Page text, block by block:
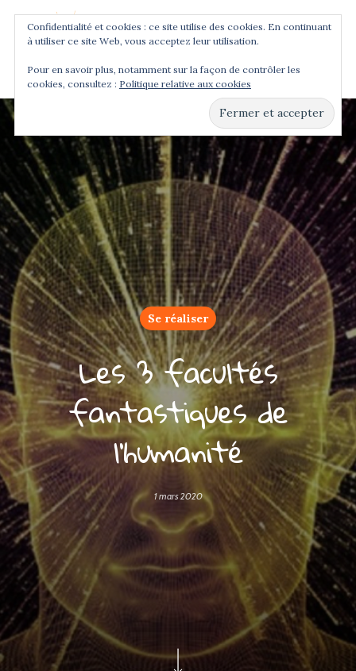
Hit enter to search or ESC to close
Se réaliser
Les 3 facultés
fantastiques de
l’humanité
1 mars 2020
Confidentialité et cookies : ce site utilise des cookies. En continuant
à utiliser ce site Web, vous acceptez leur utilisation.
Pour en savoir plus, notamment sur la façon de contrôler les
cookies, consultez : Politique relative aux cookies